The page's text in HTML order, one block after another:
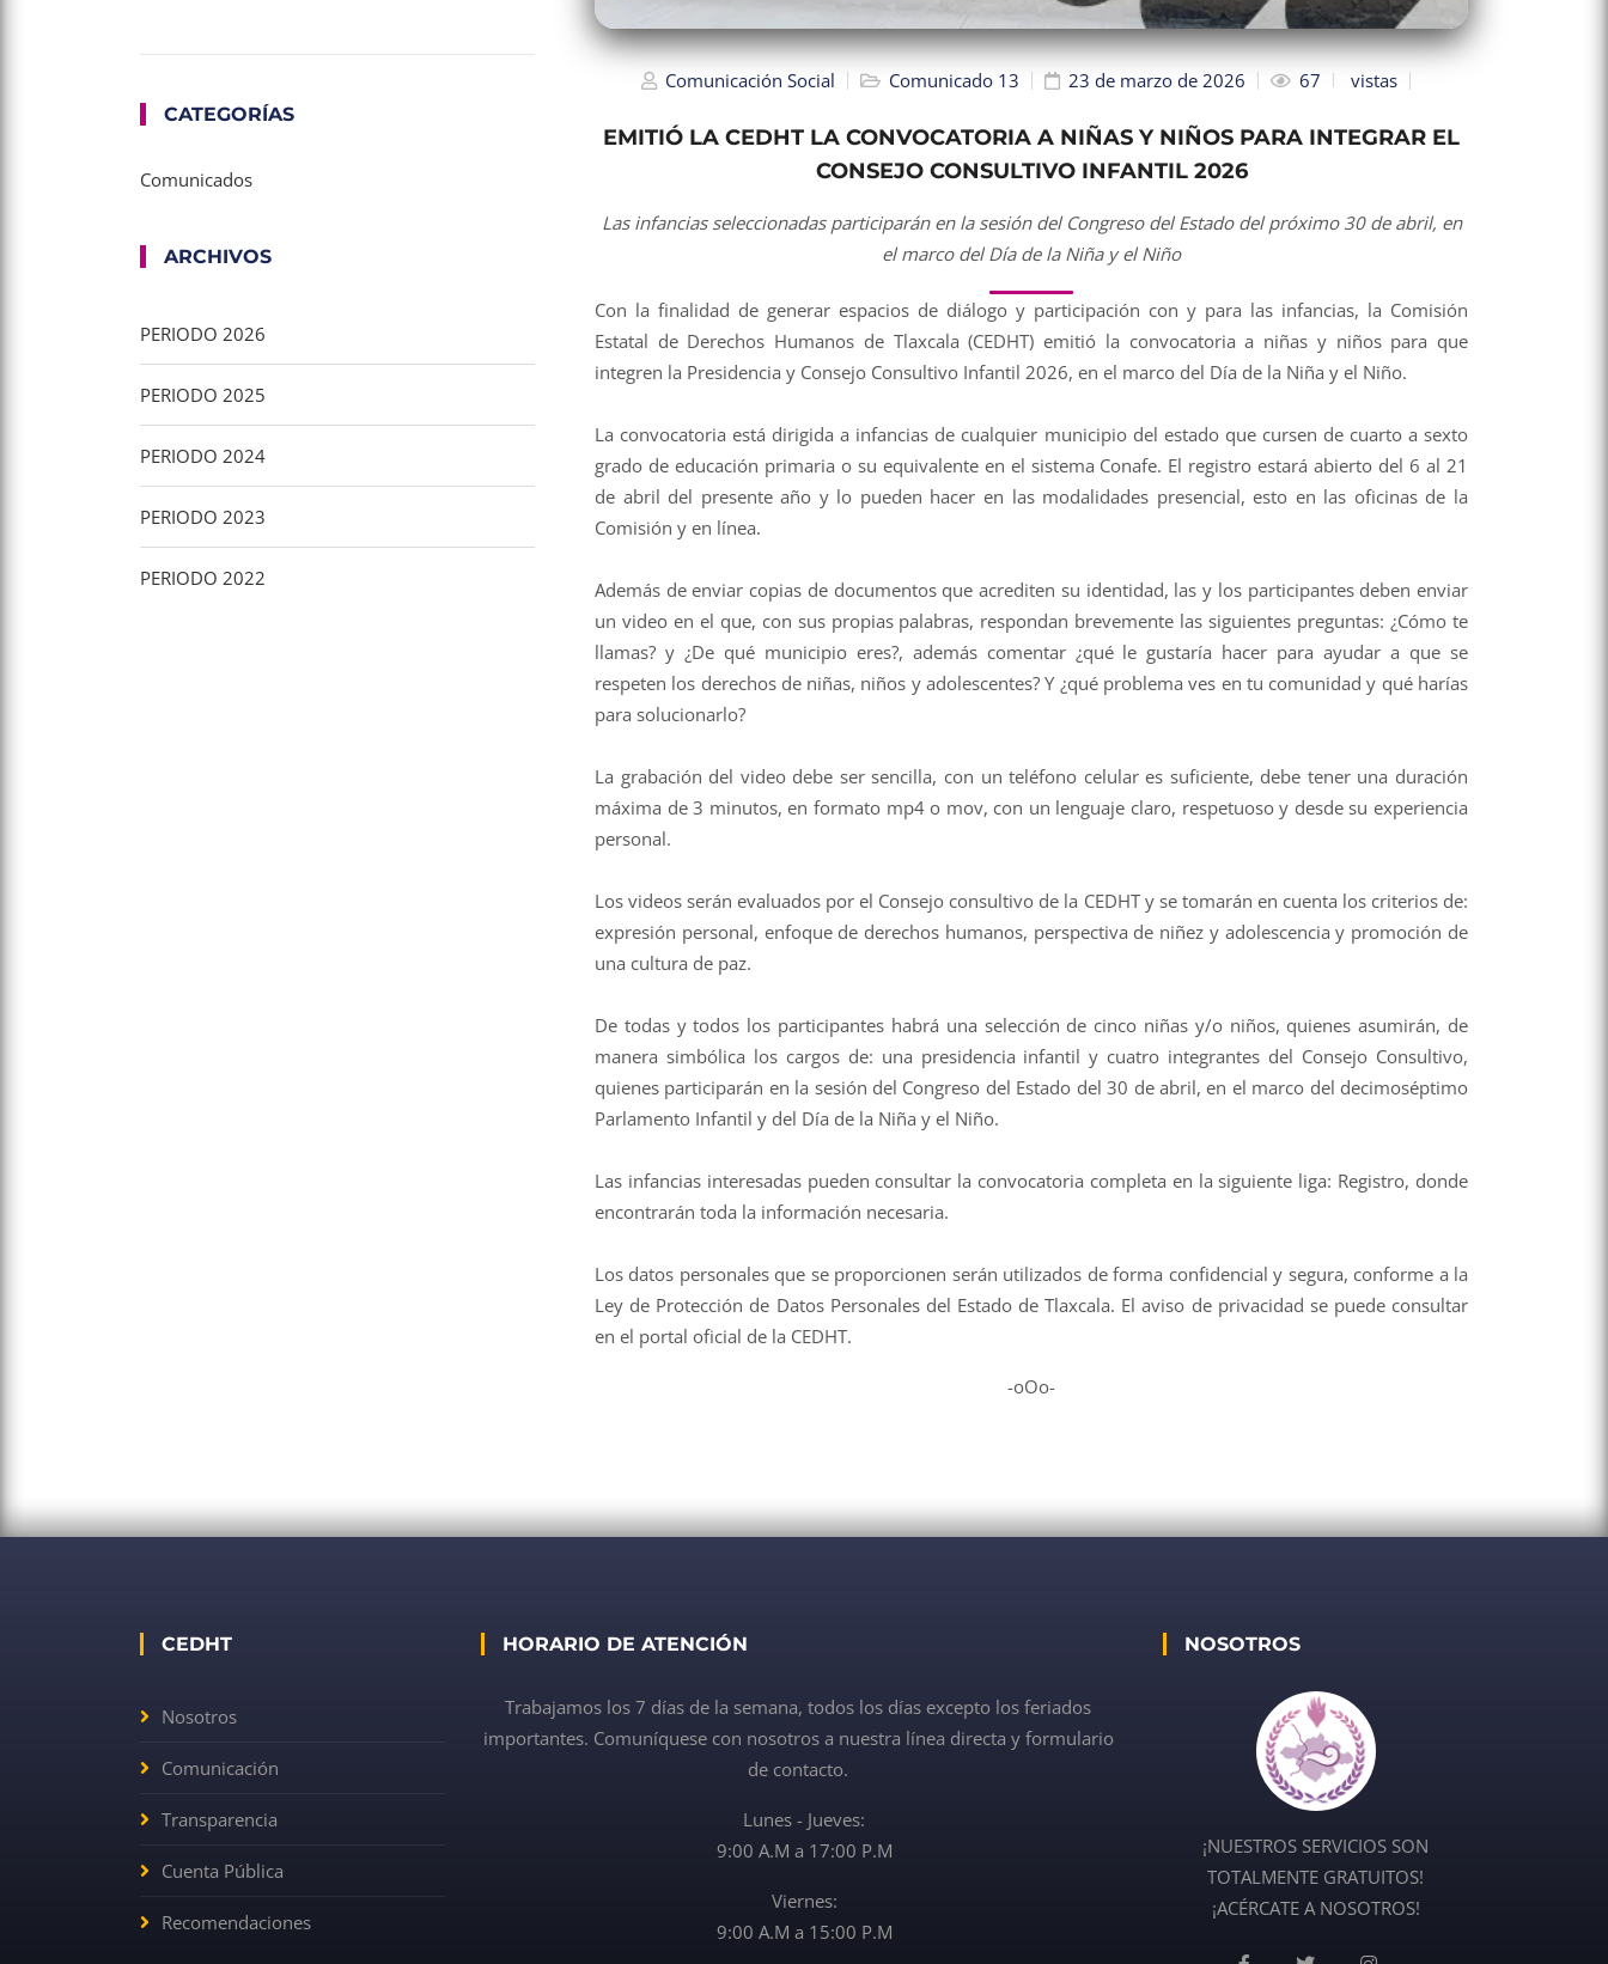
Comunicación Social Comunicado 13 23 de marzo de 2026 67 vistas
EMITIÓ LA CEDHT LA CONVOCATORIA A NIÑAS Y NIÑOS PARA INTEGRAR EL
CONSEJO CONSULTIVO INFANTIL 2026
Las infancias seleccionadas participarán en la sesión del Congreso del Estado del próximo 30 de abril, en
el marco del Día de la Niña y el Niño
Con la finalidad de generar espacios de diálogo y participación con y para las infancias, la Comisión
Estatal de Derechos Humanos de Tlaxcala (CEDHT) emitió la convocatoria a niñas y niños para que
integren la Presidencia y Consejo Consultivo Infantil 2026, en el marco del Día de la Niña y el Niño.
La convocatoria está dirigida a infancias de cualquier municipio del estado que cursen de cuarto a sexto
grado de educación primaria o su equivalente en el sistema Conafe. El registro estará abierto del 6 al 21
de abril del presente año y lo pueden hacer en las modalidades presencial, esto en las oficinas de la
Comisión y en línea.
Además de enviar copias de documentos que acrediten su identidad, las y los participantes deben enviar
un video en el que, con sus propias palabras, respondan brevemente las siguientes preguntas: ¿Cómo te
llamas? y ¿De qué municipio eres?, además comentar ¿qué le gustaría hacer para ayudar a que se
respeten los derechos de niñas, niños y adolescentes? Y ¿qué problema ves en tu comunidad y qué harías
para solucionarlo?
La grabación del video debe ser sencilla, con un teléfono celular es suficiente, debe tener una duración
máxima de 3 minutos, en formato mp4 o mov, con un lenguaje claro, respetuoso y desde su experiencia
personal.
Los videos serán evaluados por el Consejo consultivo de la CEDHT y se tomarán en cuenta los criterios de:
expresión personal, enfoque de derechos humanos, perspectiva de niñez y adolescencia y promoción de
una cultura de paz.
De todas y todos los participantes habrá una selección de cinco niñas y/o niños, quienes asumirán, de
manera simbólica los cargos de: una presidencia infantil y cuatro integrantes del Consejo Consultivo,
quienes participarán en la sesión del Congreso del Estado del 30 de abril, en el marco del decimoséptimo
Parlamento Infantil y del Día de la Niña y el Niño.
Las infancias interesadas pueden consultar la convocatoria completa en la siguiente liga: Registro, donde
encontrarán toda la información necesaria.
Los datos personales que se proporcionen serán utilizados de forma confidencial y segura, conforme a la
Ley de Protección de Datos Personales del Estado de Tlaxcala. El aviso de privacidad se puede consultar
en el portal oficial de la CEDHT.
-oOo-
CATEGORÍAS
Comunicados
ARCHIVOS
PERIODO 2026
PERIODO 2025
PERIODO 2024
PERIODO 2023
PERIODO 2022
CEDHT
Nosotros
Comunicación
Transparencia
Cuenta Pública
Recomendaciones
HORARIO DE ATENCIÓN
Trabajamos los 7 días de la semana, todos los días excepto los feriados
importantes. Comuníquese con nosotros a nuestra línea directa y formulario
de contacto.
Lunes - Jueves:
9:00 A.M a 17:00 P.M
Viernes:
9:00 A.M a 15:00 P.M
NOSOTROS
¡NUESTROS SERVICIOS SON
TOTALMENTE GRATUITOS!
¡ACÉRCATE A NOSOTROS!